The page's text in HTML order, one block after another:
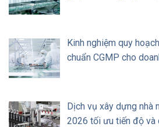
Kinh nghiệm quy
chuẩn CGMP cho
Dịch vụ xây dựng nhà
2026 tối ưu tiến độ và